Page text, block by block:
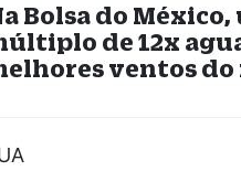
Bolsa do México,
de 12x
ventos